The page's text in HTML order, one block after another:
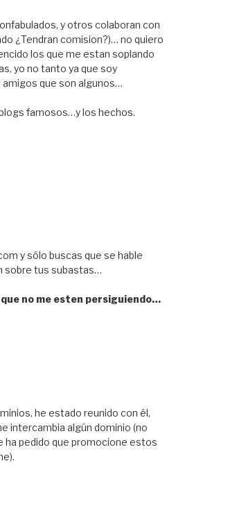
y otros colaboran con
¿Tendran comision?)… no quiero
los que me estan soplando
yo no tanto ya que soy
que son algunos…
famosos…y los hechos.
y sólo buscas que se hable
sobre tus subastas…
no me esten persiguiendo…
he estado reunido con él,
intercambia algún dominio (no
ha pedido que promocione estos